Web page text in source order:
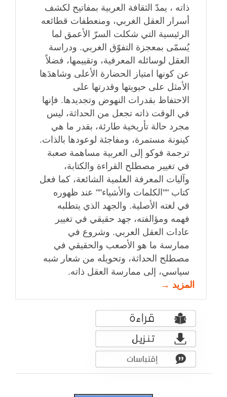
ذاته ، يمدّ الثقافة العربية بمفاتيح لكشف
أسرار العقل الغربي، ومنعطفات قطائعه
الرئيسية التي شكلت السرّ الأعمق لما
يُسمّى بمعجزة التفوّق الغربي. ودراسة
العقل لوسائله المعرفية، وتقييمها، فضلاً
عن كونها امتياز الحضارة الأعلى وشاهدَها
الأمثل على حيويتها وقدرتها على
الاحتفاظ بقدرات النهوض وتجديدها. فإنها
في الوقت ذاته تجعل من الحداثة، ليس
مجرد حالة تأريخية طارئة، بقدر ما هي
كينونة مستمرة، ومفاجئة لوعودها بالذات.
ترجمة فوكو إلى العربية مساهمة صعبة
في تغيير مصطلح القراءة والكتابة،
وآليات المعرفة العلمية الشائعة، كما فعل
كتاب ""الكلمات والأشياء"" عند ظهوره
في لغته الأصلية. والجهد الذي يتطلبه
فهمه ومؤالفته، جهد حقيقي في تغيير
عادات العقل العربي. وشروع في
ممارسة ما هو الأصعب والحقيقي في
مصطلح الحداثة، وتحويله من شعار شبه
سياسي، إلى ممارسة العقل ذاته.
المزيد →